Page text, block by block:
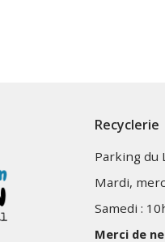
Recyclerie
Parking du
Mardi,
Samedi :
Merci de